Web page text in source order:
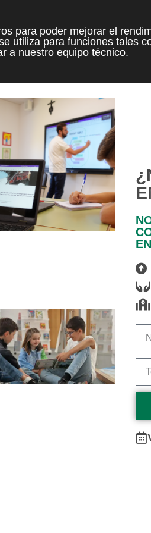
para poder mejorar el
utiliza para funciones tales
a nuestro equipo técnico.